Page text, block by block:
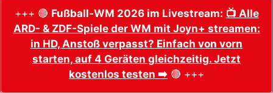
+++ 🔴 Fußball-WM 2026 im Livestream: 📺 Alle
ARD- & ZDF-Spiele der WM mit Joyn+ streamen:
in HD, Anstoß verpasst? Einfach von vorn
starten, auf 4 Geräten gleichzeitig. Jetzt
kostenlos testen ➡️ 🔴 +++